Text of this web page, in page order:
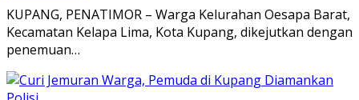
KUPANG, PENATIMOR – Warga Kelurahan Oesapa Barat,
Kecamatan Kelapa Lima, Kota Kupang, dikejutkan dengan
penemuan…